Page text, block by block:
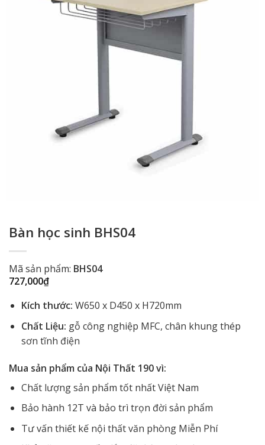
Bàn học sinh BHS04
Mã sản phẩm: BHS04
727,000₫
Kích thước: W650 x D450 x H720mm
Chất Liệu: gỗ công nghiệp MFC, chân khung thép
sơn tĩnh điện
Mua sản phẩm của Nội Thất 190 vì:
Chất lượng sản phẩm tốt nhất Việt Nam
Bảo hành 12T và bảo trì trọn đời sản phẩm
Tư vấn thiết kế nội thất văn phòng Miễn Phí